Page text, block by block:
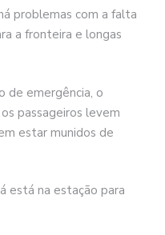
problemas com a falta
a fronteira e longas
de emergência, o
passageiros levem
estar munidos de
está na estação para